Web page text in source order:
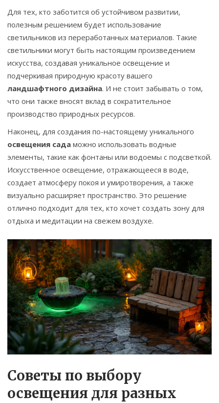
Для тех, кто заботится об устойчивом развитии,
полезным решением будет использование
светильников из переработанных материалов. Такие
светильники могут быть настоящим произведением
искусства, создавая уникальное освещение и
подчеркивая природную красоту вашего
ландшафтного дизайна. И не стоит забывать о том,
что они также вносят вклад в сократительное
производство природных ресурсов.
Наконец, для создания по-настоящему уникального
освещения сада можно использовать водные
элементы, такие как фонтаны или водоемы с подсветкой.
Искусственное освещение, отражающееся в воде,
создает атмосферу покоя и умиротворения, а также
визуально расширяет пространство. Это решение
отлично подходит для тех, кто хочет создать зону для
отдыха и медитации на свежем воздухе.
Советы по выбору
освещения для разных